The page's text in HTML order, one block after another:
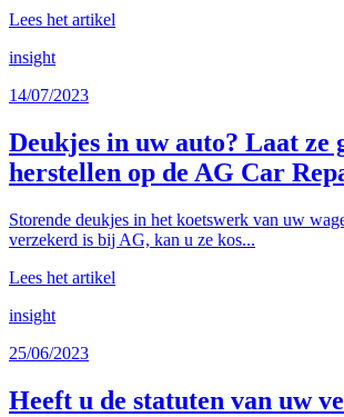
Lees het artikel
insight
14/07/2023
Deukjes in uw auto? Laat ze
herstellen op de AG Car
Storende deukjes in het koetswerk van uw
verzekerd is bij AG, kan u ze kos...
Lees het artikel
insight
25/06/2023
Heeft u de statuten van uw